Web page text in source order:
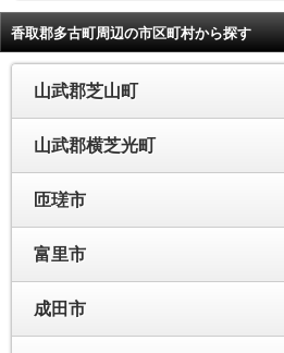
香取郡多古町周辺の市区町村から探す
山武郡芝山町
山武郡横芝光町
匝瑳市
富里市
成田市